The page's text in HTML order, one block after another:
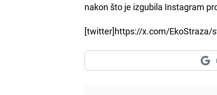
nakon što je izgubila Instagram
[twitter]https://x.com/EkoStraza/